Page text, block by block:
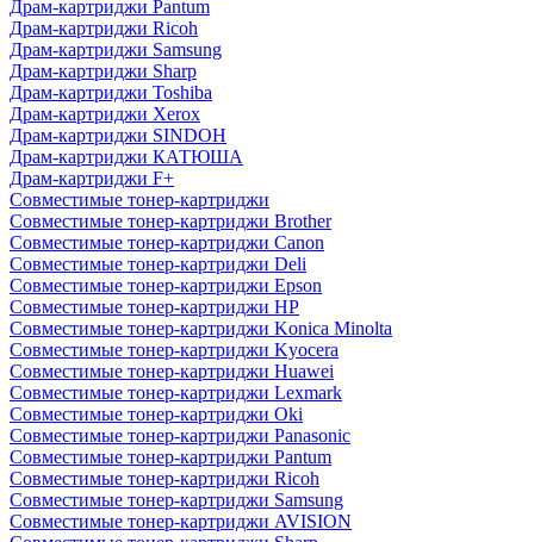
Драм-картриджи Pantum
Драм-картриджи Ricoh
Драм-картриджи Samsung
Драм-картриджи Sharp
Драм-картриджи Toshiba
Драм-картриджи Xerox
Драм-картриджи SINDOH
Драм-картриджи КАТЮША
Драм-картриджи F+
Совместимые тонер-картриджи
Совместимые тонер-картриджи Brother
Совместимые тонер-картриджи Canon
Совместимые тонер-картриджи Deli
Совместимые тонер-картриджи Epson
Совместимые тонер-картриджи HP
Совместимые тонер-картриджи Konica Minolta
Совместимые тонер-картриджи Kyocera
Совместимые тонер-картриджи Huawei
Совместимые тонер-картриджи Lexmark
Совместимые тонер-картриджи Oki
Совместимые тонер-картриджи Panasonic
Совместимые тонер-картриджи Pantum
Совместимые тонер-картриджи Ricoh
Совместимые тонер-картриджи Samsung
Совместимые тонер-картриджи AVISION